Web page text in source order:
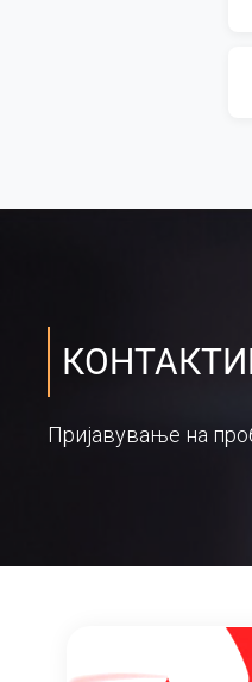
Пријавување на